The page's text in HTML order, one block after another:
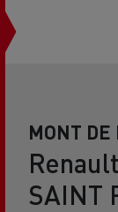
MONT DE
SAINT